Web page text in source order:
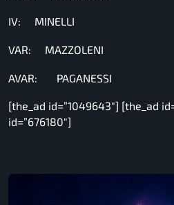
IV: MINELLI
VAR: MAZZOLENI
AVAR: PAGANESSI
[the_ad id=”1049643″] [the_ad
id=”676180″]